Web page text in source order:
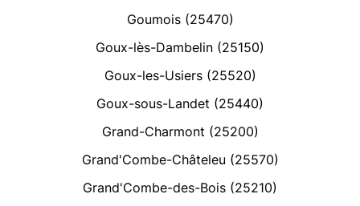
Goumois (25470)
Goux-lès-Dambelin (25150)
Goux-les-Usiers (25520)
Goux-sous-Landet (25440)
Grand-Charmont (25200)
Grand'Combe-Châteleu (25570)
Grand'Combe-des-Bois (25210)